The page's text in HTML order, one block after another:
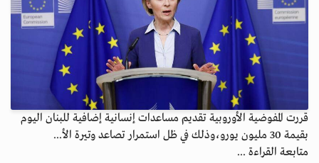
قررت المفوضية الأوروبية تقديم مساعدات إنسانية إضافية للبنان اليوم
بقيمة 30 مليون يورو،وذلك في ظل استمرار تصاعد وتيرة الأ...
متابعة القراءة ...